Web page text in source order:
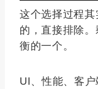
这个选择过程
的，直接排除
衡的一个。
UI、性能、客户